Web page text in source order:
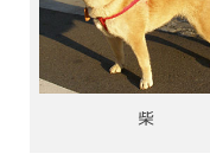
柴